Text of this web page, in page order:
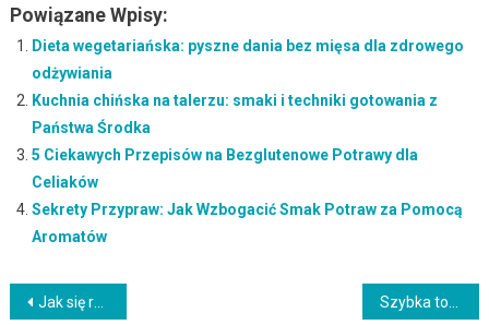
Powiązane Wpisy:
Dieta wegetariańska: pyszne dania bez mięsa dla zdrowego
odżywiania
Kuchnia chińska na talerzu: smaki i techniki gotowania z
Państwa Środka
5 Ciekawych Przepisów na Bezglutenowe Potrawy dla
Celiaków
Sekrety Przypraw: Jak Wzbogacić Smak Potraw za Pomocą
Aromatów
Nawigacja
Jak się robi lazanię? Kompleksowy przewodnik po przygotowaniu idealnej lazanii